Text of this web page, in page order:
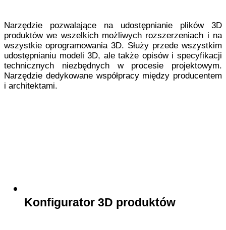
Narzędzie pozwalające na udostępnianie plików 3D
produktów we wszelkich możliwych rozszerzeniach i na
wszystkie oprogramowania 3D. Służy przede wszystkim
udostępnianiu modeli 3D, ale także opisów i specyfikacji
technicznych niezbędnych w procesie projektowym.
Narzędzie dedykowane współpracy między producentem
i architektami.
Konfigurator 3D produktów